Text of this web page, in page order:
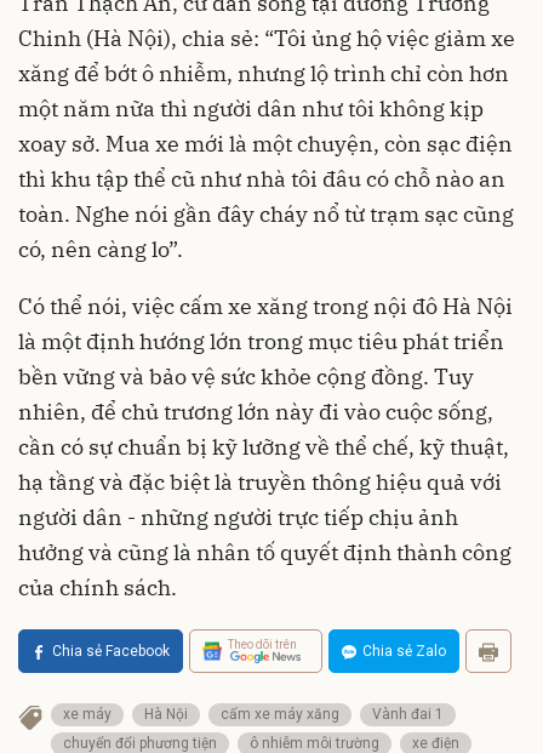
Chinh (Hà Nội), chia sẻ: “Tôi ủng hộ việc giảm xe
xăng để bớt ô nhiễm, nhưng lộ trình chỉ còn hơn
một năm nữa thì người dân như tôi không kịp
xoay sở. Mua xe mới là một chuyện, còn sạc điện
thì khu tập thể cũ như nhà tôi đâu có chỗ nào an
toàn. Nghe nói gần đây cháy nổ từ trạm sạc cũng
có, nên càng lo”.
Có thể nói, việc cấm xe xăng trong nội đô Hà Nội
là một định hướng lớn trong mục tiêu phát triển
bền vững và bảo vệ sức khỏe cộng đồng. Tuy
nhiên, để chủ trương lớn này đi vào cuộc sống,
cần có sự chuẩn bị kỹ lưỡng về thể chế, kỹ thuật,
hạ tầng và đặc biệt là truyền thông hiệu quả với
người dân - những người trực tiếp chịu ảnh
hưởng và cũng là nhân tố quyết định thành công
của chính sách.
Chia sẻ Facebook Theo dõi trên Chia sẻ Zalo
xe máy Hà Nội cấm xe máy xăng
Vành đai 1
chuyển đổi phương tiện
ô nhiễm môi trường xe điện